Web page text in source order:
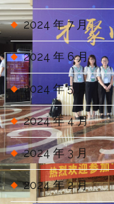
2024 年 7 月
2024 年 6 月
2024 年 5 月
2024 年 4 月
2024 年 3 月
2024 年 2 月